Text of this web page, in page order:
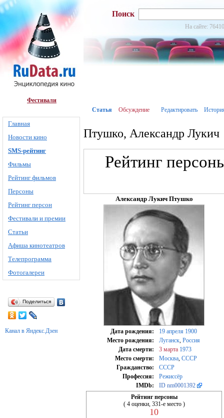
Фестивали
Главная
Новости кино
SMS-рейтинг
Фильмы
Рейтинг фильмов
Персоны
Рейтинг персон
Фестивали и премии
Статьи
Афиша кинотеатров
Телепрограмма
Фотогалереи
Поделиться
Канал в Яндекс.Дзен
Поиск
На сайте:
Статья Обсуждение Редактировать
Птушко, Александр Лукич
Рейтинг
Александр Лукич Птушко
Дата рождения: 19 апреля 1900
Место рождения:
Луганск Россия
Дата смерти:
3 марта 1973
Место смерти:
Москва СССР
Гражданство:
СССР
Профессия:
Режиссёр
IMDb:
ID nm0001392
Рейтинг персоны
( 4 оценки, 331-е место )
10